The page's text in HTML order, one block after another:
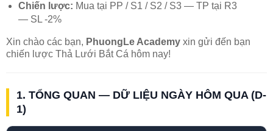
Chiến lược: Mua tại PP / S1 / S2 / S3 — TP tại R3
— SL -2%
Xin chào các bạn, PhuongLe Academy xin gửi đến bạn
chiến lược Thả Lưới Bắt Cá hôm nay!
1. TỔNG QUAN — DỮ LIỆU NGÀY HÔM QUA (D-
1)